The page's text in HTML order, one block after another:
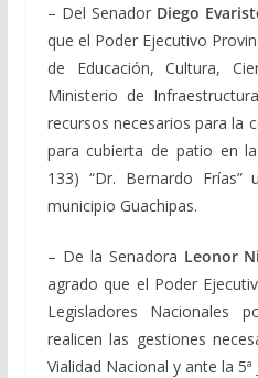
– Del Senador Diego
que el Poder Ejecutivo
de Educación, Cultura,
Ministerio de
recursos necesarios para la
para cubierta de patio en
133) “Dr. Bernardo
municipio Guachipas.
– De la Senadora Leonor
agrado que el Poder
Legisladores Nacionales
realicen las gestiones
Vialidad Nacional y ante la